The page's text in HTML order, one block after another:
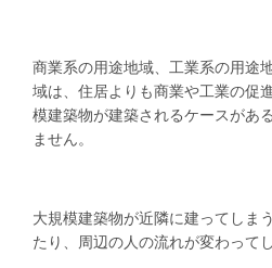
商業系の用途地域、工業系の用途
域は、住居よりも商業や工業の促
模建築物が建築されるケースがあ
ません。
大規模建築物が近隣に建ってしま
たり、周辺の人の流れが変わって